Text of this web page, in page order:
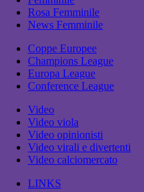
Rosa Femminile
News Femminile
Coppe Europee
Champions League
Europa League
Conference League
Video
Video viola
Video opinionisti
Video virali e divertenti
Video calciomercato
LINKS